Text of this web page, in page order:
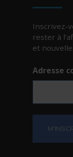
Inscrivez-
rester à
et
Adresse